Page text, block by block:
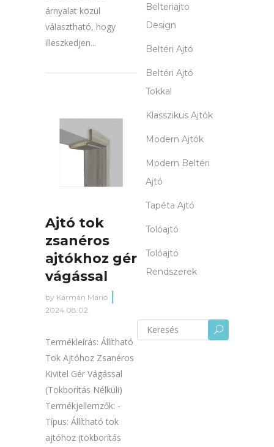
árnyalat közül
választható, hogy
illeszkedjen...
Ajtó tok
zsanéros
ajtókhoz gér
vágással
by Kármán Márió
2024.08.02.
Termékleírás: Állítható
Tok Ajtóhoz Zsanéros
Kivitel Gér Vágással
(Tokborítás Nélküli)
Termékjellemzők: -
Típus: Állítható tok
ajtóhoz (tokborítás
Belteriajto
Design
Beltéri Ajtó
Beltéri Ajtó
Tokkal
Klasszikus Ajtók
Modern Ajtók
Modern Beltéri
Ajtó
Tapéta Ajtó
Tolóajtó
Tolóajtó
Rendszerek
Keresés
erre:
U